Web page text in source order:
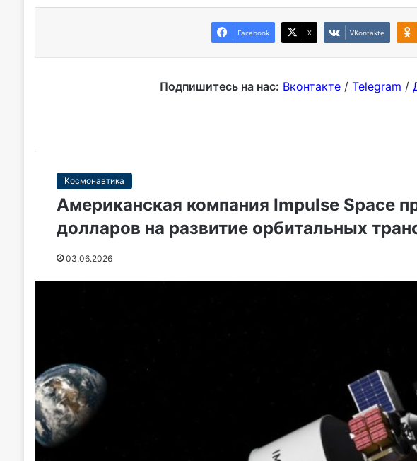
Facebook X VKontakte
Подпишитесь на нас: Вконтакте/ Telegram /